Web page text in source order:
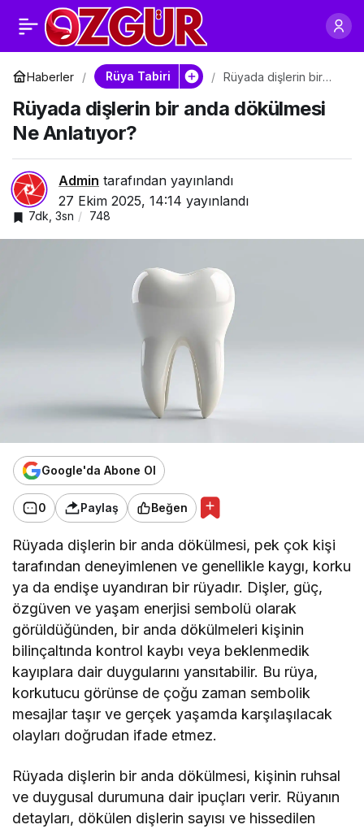
Haberler Rüya Tabiri
Rüyada dişlerin bir
Anlatıyor?
Rüyada dişlerin bir anda dökülmesi
Ne Anlatıyor?
Admin tarafından yayınlandı
27 Ekim 2025, 14:14 yayınlandı
7dk, 3sn 748
Google'da Abone Ol
0 Paylaş Beğen
Rüyada dişlerin bir anda dökülmesi, pek çok kişi
tarafından deneyimlenen ve genellikle kaygı, korku
ya da endişe uyandıran bir rüyadır. Dişler, güç,
özgüven ve yaşam enerjisi sembolü olarak
görüldüğünden, bir anda dökülmeleri kişinin
bilinçaltında kontrol kaybı veya beklenmedik
kayıplara dair duygularını yansıtabilir. Bu rüya,
korkutucu görünse de çoğu zaman sembolik
mesajlar taşır ve gerçek yaşamda karşılaşılacak
olayları doğrudan ifade etmez.
Rüyada dişlerin bir anda dökülmesi, kişinin ruhsal
ve duygusal durumuna dair ipuçları verir. Rüyanın
detayları, dökülen dişlerin sayısı ve hissedilen
Rüyada dişlerin
yavaş yavaş
dökülmesi Rüya
Tabiri
Paylaş